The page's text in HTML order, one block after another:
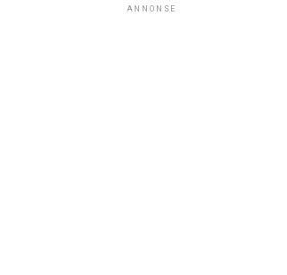
ANNONSE